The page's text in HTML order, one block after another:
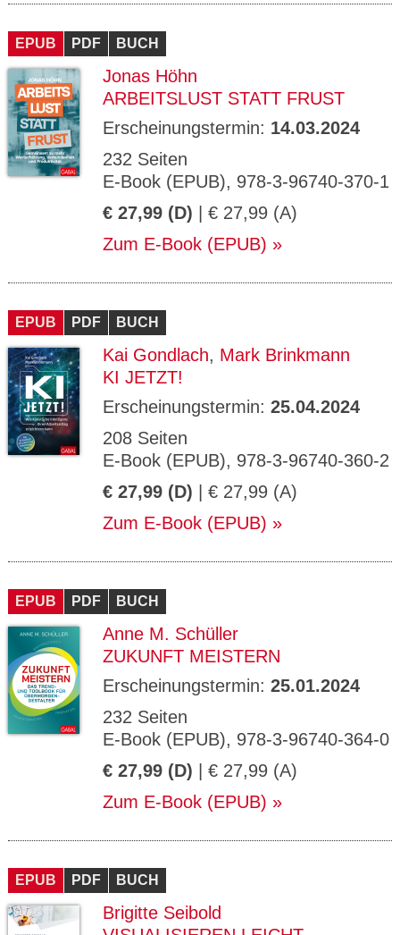
EPUB PDF BUCH
Jonas Höhn
ARBEITSLUST STATT FRUST
Erscheinungstermin: 14.03.2024
232 Seiten
E-Book (EPUB), 978-3-96740-370-1
€ 27,99 (D) | € 27,99 (A)
Zum E-Book (EPUB)
EPUB PDF BUCH
Kai Gondlach, Mark Brinkmann
KI JETZT!
Erscheinungstermin: 25.04.2024
208 Seiten
E-Book (EPUB), 978-3-96740-360-2
€ 27,99 (D) | € 27,99 (A)
Zum E-Book (EPUB)
EPUB PDF BUCH
Anne M. Schüller
ZUKUNFT MEISTERN
Erscheinungstermin: 25.01.2024
232 Seiten
E-Book (EPUB), 978-3-96740-364-0
€ 27,99 (D) | € 27,99 (A)
Zum E-Book (EPUB)
EPUB PDF BUCH
Brigitte Seibold